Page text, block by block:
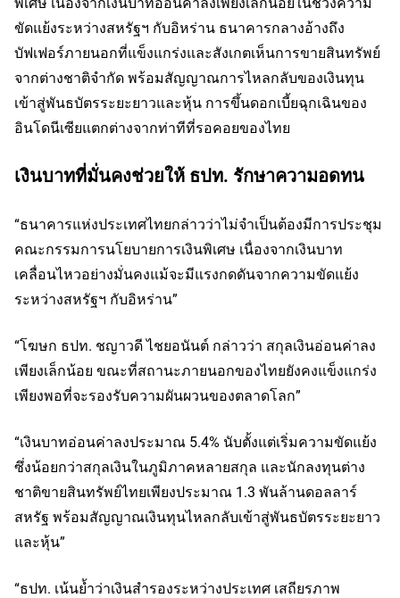
ขัดแย้งระหว่างสหรัฐฯ กับอิหร่าน ธนาคารกลางอ้างถึง
บัฟเฟอร์ภายนอกที่แข็งแกร่งและสังเกตเห็นการขายสินทรัพย์
จากต่างชาติจํากัด พร้อมสัญญาณการไหลกลับของเงินทุน
เข้าสู่พันธบัตรระยะยาวและหุ้น การขึ้นดอกเบี้ยฉุกเฉินของ
อินโดนีเซียแตกต่างจากท่าทีที่รอคอยของไทย
เงินบาทที่มั่นคงช่วยให้ ธปท. รักษาความอดทน
“ธนาคารแห่งประเทศไทยกล่าวว่าไม่จำเป็นต้องมีการประชุม
คณะกรรมการนโยบายการเงินพิเศษ เนื่องจากเงินบาท
เคลื่อนไหวอย่างมั่นคงแม้จะมีแรงกดดันจากความขัดแย้ง
ระหว่างสหรัฐฯ กับอิหร่าน”
“โฆษก ธปท. ชญาวดี ไชยอนันต์ กล่าวว่า สกุลเงินอ่อนค่าลง
เพียงเล็กน้อย ขณะที่สถานะภายนอกของไทยยังคงแข็งแกร่ง
เพียงพอที่จะรองรับความผันผวนของตลาดโลก”
“เงินบาทอ่อนค่าลงประมาณ 5.4% นับตั้งแต่เริ่มความขัดแย้ง
ซึ่งน้อยกว่าสกุลเงินในภูมิภาคหลายสกุล และนักลงทุนต่าง
ชาติขายสินทรัพย์ไทยเพียงประมาณ 1.3 พันล้านดอลลาร์
สหรัฐ พร้อมสัญญาณเงินทุนไหลกลับเข้าสู่พันธบัตรระยะยาว
และหุ้น”
“ธปท. เน้นย้ำว่าเงินสำรองระหว่างประเทศ เสถียรภาพ